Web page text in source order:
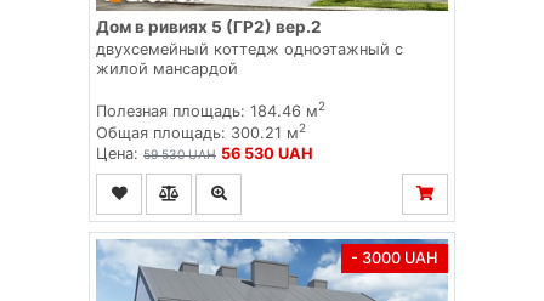
Дом в ривиях 5 (ГР2) вер.2
двухсемейный коттедж одноэтажный с
жилой мансардой
Полезная площадь: 184.46 м2
Общая площадь: 300.21 м2
Цена: 59 530 UAH 56 530 UAH
- 3000 UAH